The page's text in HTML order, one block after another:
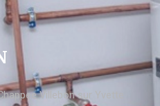
Villebon sur Yvette